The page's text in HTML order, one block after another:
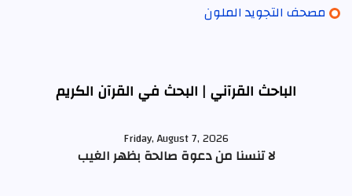
مصحف التجويد الملون
الباحث القرآني | البحث في القرآن الكريم
Friday, August 7, 2026
لا تنسنا من دعوة صالحة بظهر الغيب